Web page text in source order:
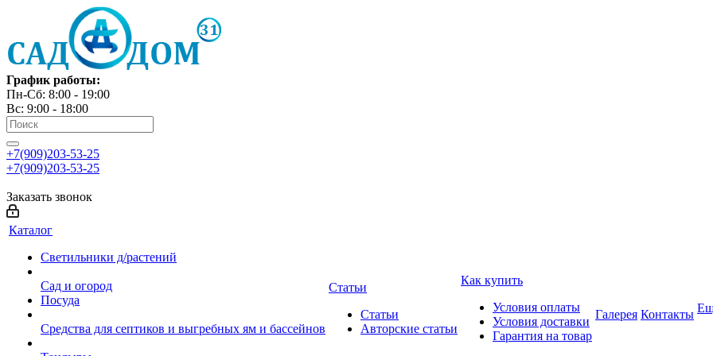
График работы:
Пн-Сб: 8:00 - 19:00
Вс: 9:00 - 18:00
+7(909)203-53-25
+7(909)203-53-25
Заказать звонок
Каталог
Светильники д/растений
Сад и огород
Посуда
Средства для септиков и выгребных ям и бассейнов
Статьи
Статьи
Авторские статьи
Как купить
Условия оплаты
Условия доставки
Гарантия на товар
Галерея Контакты